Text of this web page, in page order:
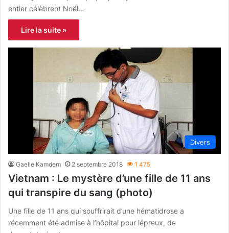
entier célèbrent Noël…
Lire la suite »
Divers
Gaelle Kamdem 2 septembre 2018 1 475
Vietnam : Le mystère d’une fille de 11 ans
qui transpire du sang (photo)
Une fille de 11 ans qui souffrirait d’une hématidrose a
récemment été admise à l’hôpital pour lépreux, de